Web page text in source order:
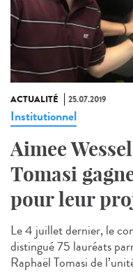
ACTUALITÉ 25.07.2019
Institutionnel
Aimee
Tomasi
pour leur
Le 4 juillet dernier, le
distingué 75 lauréats
Raphaël Tomasi de